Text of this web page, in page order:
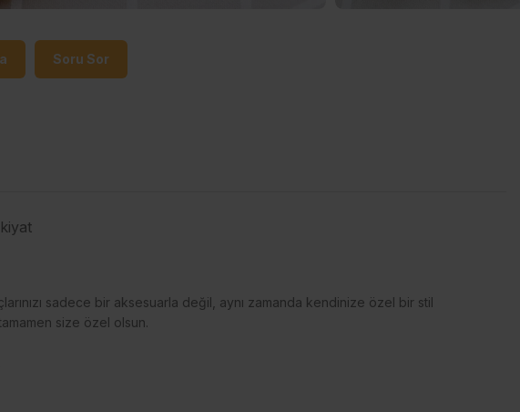
Soru Sor
sadece bir aksesuarla değil, aynı zamanda kendinize özel bir stil
size özel olsun.